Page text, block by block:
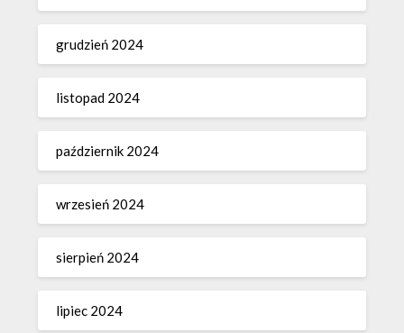
grudzień 2024
listopad 2024
październik 2024
wrzesień 2024
sierpień 2024
lipiec 2024